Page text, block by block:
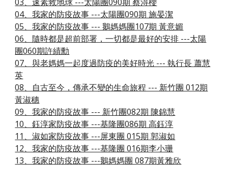
04、我家的防疫故事 ---太陽團090期 施晏潔
05、我家的防疫故事 --- 鵝媽媽團107期 黃意媚
06、隨時都是超前部署，一切都是最好的安排 ---太陽
團060期許績勳
07、與老媽媽一起度過防疫的美好時光 --- 執行長 蕭慧
英
08、自古至今，傳承不變的生命旅程 --- 新竹團 012期
黃淑穗
09、我家的防疫故事 --- 新竹團082期 陳錦慧
10、鈺淳家防疫故事 ---基隆團086期 高鈺淳
11、淑如家防疫故事 ---屏東團 015期 郭淑如
12、我家的防疫故事 ---基隆團 016期李小珊
13、我家的防疫故事 ---鵝媽媽團 087期黃雅欣